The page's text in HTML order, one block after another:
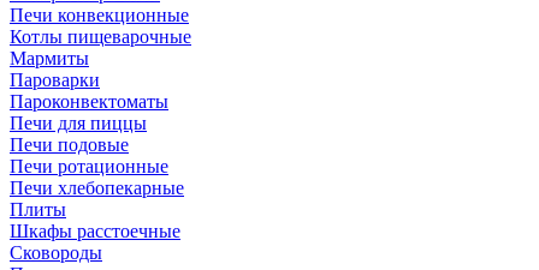
Печи конвекционные
Котлы пищеварочные
Мармиты
Пароварки
Пароконвектоматы
Печи для пиццы
Печи подовые
Печи ротационные
Печи хлебопекарные
Плиты
Шкафы расстоечные
Сковороды